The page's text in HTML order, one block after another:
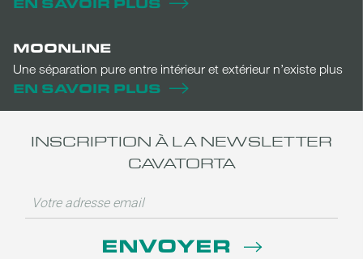
MOONLINE
Une séparation pure entre intérieur et extérieur n’existe plus
EN SAVOIR PLUS
INSCRIPTION À LA NEWSLETTER
CAVATORTA
ENVOYER